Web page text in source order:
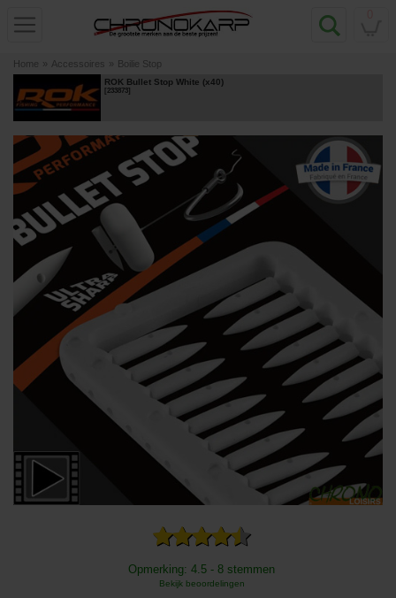
Home » Accessoires » Boilie Stop
ROK Bullet Stop White (x40)
[233873]
Opmerking: 4.5 - 8 stemmen
Bekijk beoordelingen